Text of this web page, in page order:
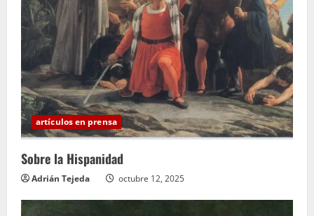
artículos en prensa
Sobre la Hispanidad
Adrián Tejeda octubre 12, 2025